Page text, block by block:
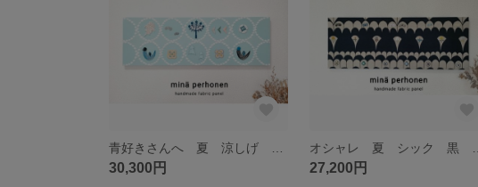
30,300円 27,200円